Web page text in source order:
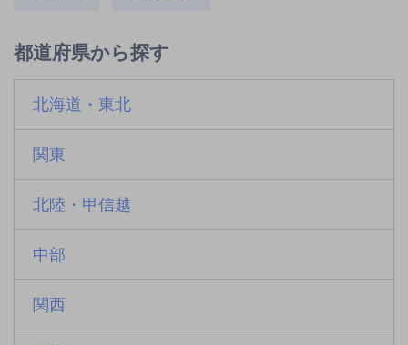
都道府県から探す
北海道・東北
関東
北陸・甲信越
中部
関西